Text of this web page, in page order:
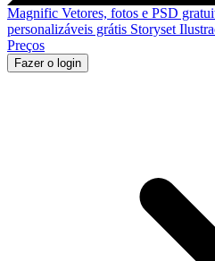
Magnific Vetores, fotos e PSD
personalizáveis grátis Storyset
Preços
Fazer o login